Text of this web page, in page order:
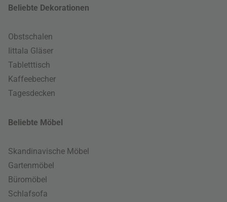
Beliebte Dekorationen
Obstschalen
Iittala Gläser
Tabletttisch
Kaffeebecher
Tagesdecken
Beliebte Möbel
Skandinavische Möbel
Gartenmöbel
Büromöbel
Schlafsofa